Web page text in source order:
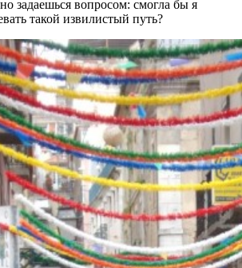
задаешься вопросом: смогла бы я
такой извилистый путь?